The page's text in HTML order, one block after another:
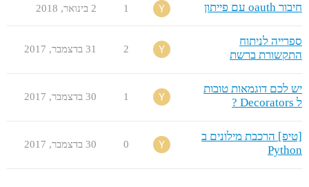
חיבור oauth עם פייתון 1 2 בינואר,‏ 2018
ספרייה לניתוח
התקשורת ברשת
2 31 בדצמבר,‏ 2017
יש לכם דוגמאות טובות
ל Decorators ?
1 30 בדצמבר,‏ 2017
[טיפ] הרכבת מילונים ב
Python
0 30 בדצמבר,‏ 2017